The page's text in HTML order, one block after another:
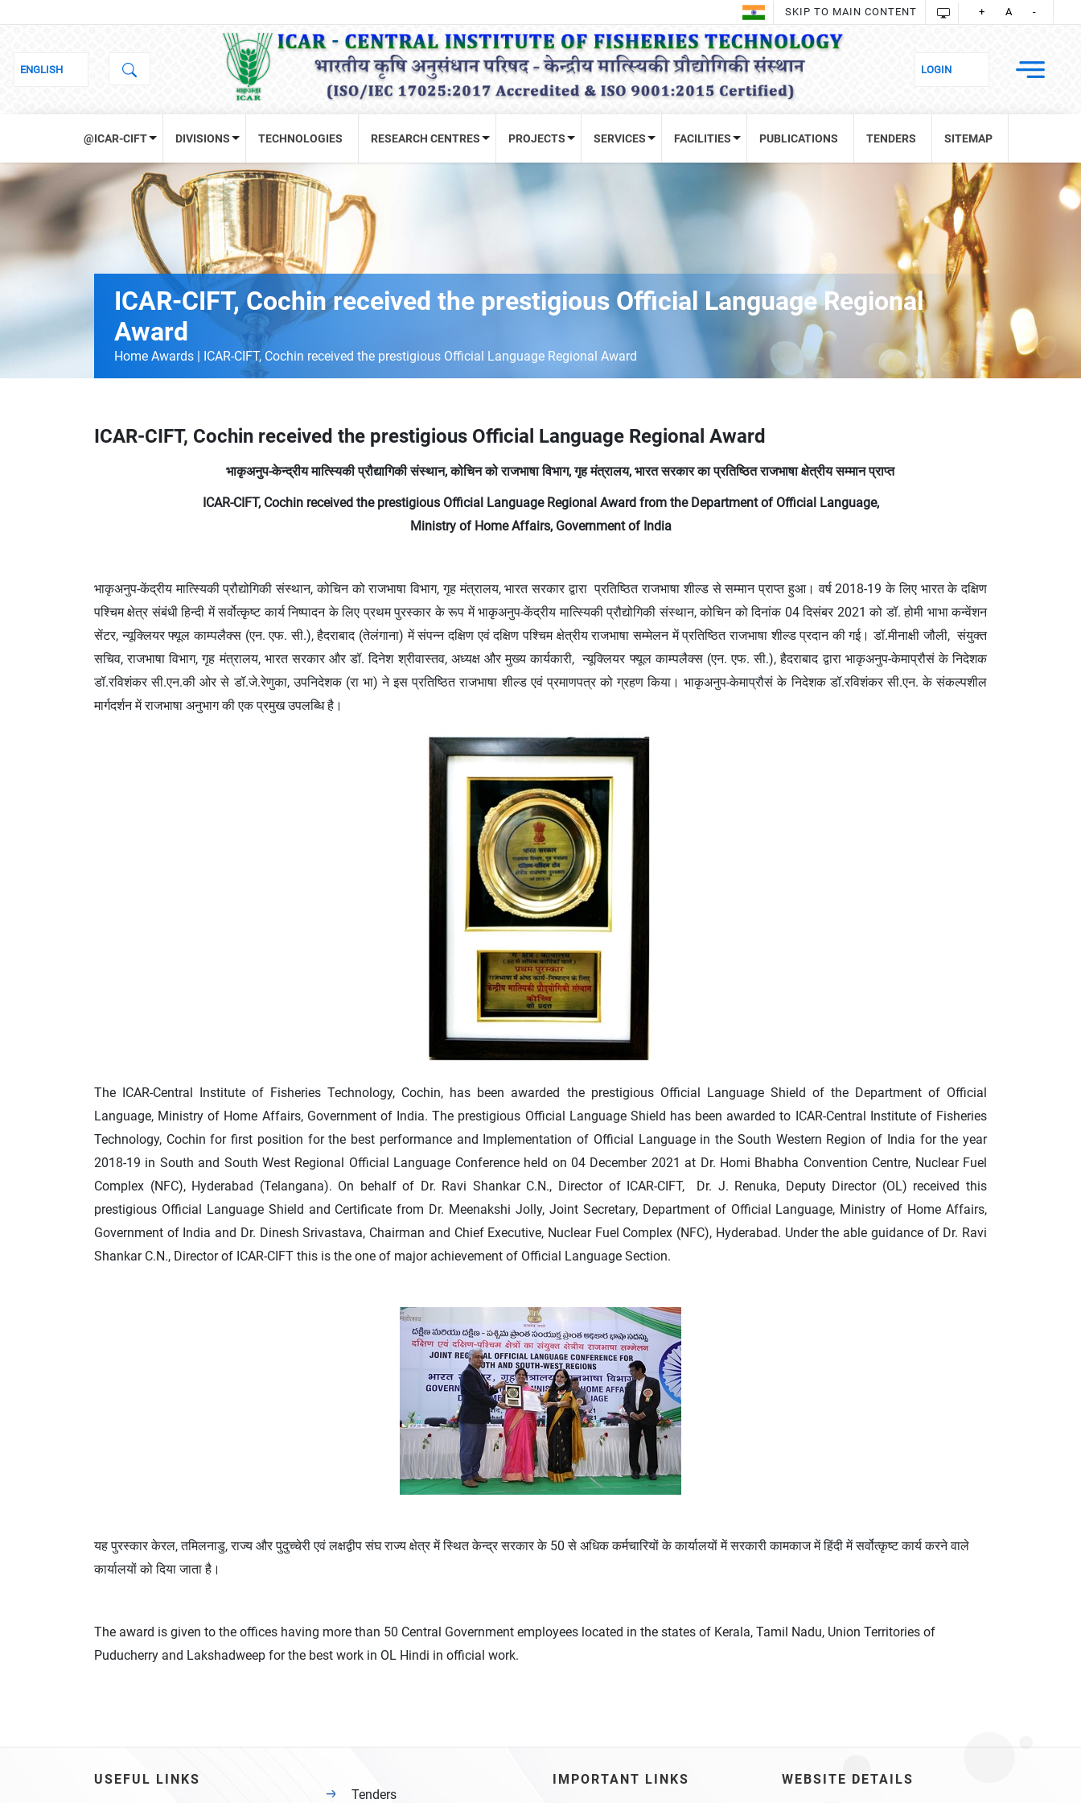
SKIP TO MAIN CONTENT + A -
@ICAR-CIFT DIVISIONS TECHNOLOGIES RESEARCH CENTRES PROJECTS SERVICES FACILITIES PUBLICATIONS TENDERS SITEMAP
ICAR-CIFT, Cochin received the prestigious Official Language Regional
Award
Home Awards | ICAR-CIFT, Cochin received the prestigious Official Language Regional Award
ICAR-CIFT, Cochin received the prestigious Official Language Regional Award
भाकृअनुप-केन्‍द्रीय मात्स्यिकी प्रौद्यागिकी संस्‍थान,कोचिन को राजभाषा विभाग,गृह मंत्रालय, भारत सरकार का प्रतिष्ठित राजभाषा क्षेत्रीय सम्‍मान प्राप्‍त
ICAR-CIFT, Cochin received the prestigious Official Language Regional Award from the Department of Official Language,
Ministry of Home Affairs, Government of India
भाकृअनुप-केंद्रीय मात्स्यिकी प्रौद्योगिकी संस्‍थान, कोचिन को राजभाषा विभाग, गृह मंत्रालय, भारत सरकार द्वारा प्रतिष्ठित राजभाषा शील्‍ड से सम्‍मान प्राप्‍त हुआ। वर्ष 2018-19 के लिए भारत के दक्षिण
पश्चिम क्षेत्र संबंधी हिन्‍दी में सर्वोत्‍कृष्‍ट कार्य निष्‍पादन के लिए प्रथम पुरस्‍कार के रूप में भाकृअनुप-केंद्रीय मात्स्यिकी प्रौद्योगिकी संस्‍थान, कोचिन को दिनांक 04 दिसंबर 2021 को डॉ. होमी भाभा कन्वेंशन
सेंटर, न्यूक्लियर फ्यूल काम्पलैक्स (एन. एफ. सी.), हैदराबाद (तेलंगाना) में संपन्‍न दक्षिण एवं दक्षिण पश्चिम क्षेत्रीय राजभाषा सम्मेलन में प्रतिष्ठित राजभाषा शील्‍ड प्रदान की गई। डॉ.मीनाक्षी जौली, संयुक्‍त
सचिव, राजभाषा विभाग, गृह मंत्रालय, भारत सरकार और डॉ. दिनेश श्रीवास्तव, अध्यक्ष और मुख्य कार्यकारी, न्यूक्लियर फ्यूल काम्पलैक्स (एन. एफ. सी.), हैदराबाद द्वारा भाकृअनुप-केमाप्रौसं के निदेशक
डॉ.रविशंकर सी.एन.की ओर से डॉ.जे.रेणुका, उपनिदेशक (रा भा) ने इस प्रतिष्ठित राजभाषा शील्‍ड एवं प्रमाणपत्र को ग्रहण किया। भाकृअनुप-केमाप्रौसं के निदेशक डॉ.रविशंकर सी.एन. के संकल्‍पशील
मार्गदर्शन में राजभाषा अनुभाग की एक प्रमुख उपलब्धि है।
The ICAR-Central Institute of Fisheries Technology, Cochin, has been awarded the prestigious Official Language Shield of the Department of Official
Language, Ministry of Home Affairs, Government of India. The prestigious Official Language Shield has been awarded to ICAR-Central Institute of Fisheries
Technology, Cochin for first position for the best performance and Implementation of Official Language in the South Western Region of India for the year
2018-19 in South and South West Regional Official Language Conference held on 04 December 2021 at Dr. Homi Bhabha Convention Centre, Nuclear Fuel
Complex (NFC), Hyderabad (Telangana). On behalf of Dr. Ravi Shankar C.N., Director of ICAR-CIFT, Dr. J. Renuka, Deputy Director (OL) received this
prestigious Official Language Shield and Certificate from Dr. Meenakshi Jolly, Joint Secretary, Department of Official Language, Ministry of Home Affairs,
Government of India and Dr. Dinesh Srivastava, Chairman and Chief Executive, Nuclear Fuel Complex (NFC), Hyderabad. Under the able guidance of Dr. Ravi
Shankar C.N., Director of ICAR-CIFT this is the one of major achievement of Official Language Section.
यह पुरस्‍कार केरल, तमिलनाडु, राज्‍य और पुदुच्चेरी एवं लक्षद्वीप संघ राज्य क्षेत्र में स्थित केन्‍द्र सरकार के 50 से अधिक कर्मचारियों के कार्यालयों में सरकारी कामकाज में हिंदी में सर्वोत्‍कृष्‍ट कार्य करने वाले
कार्यालयों को दिया जाता है।
The award is given to the offices having more than 50 Central Government employees located in the states of Kerala, Tamil Nadu, Union Territories of
Puducherry and Lakshadweep for the best work in OL Hindi in official work.
USEFUL LINKS
Tenders
IMPORTANT LINKS
WEBSITE DETAILS